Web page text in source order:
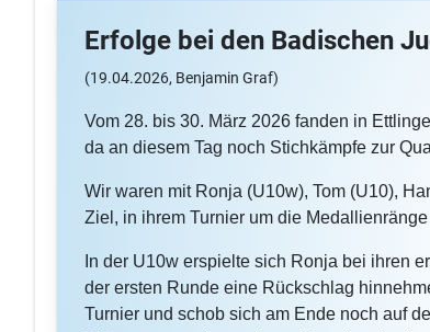
Erfolge bei den Badischen
(19.04.2026, Benjamin Graf)
Vom 28. bis 30. März 2026 fanden in
da an diesem Tag noch Stichkämpfe zur
Wir waren mit Ronja (U10w), Tom (U10),
Ziel, in ihrem Turnier um die
In der U10w erspielte sich Ronja bei ihren
der ersten Runde eine Rückschlag
Turnier und schob sich am Ende noch auf